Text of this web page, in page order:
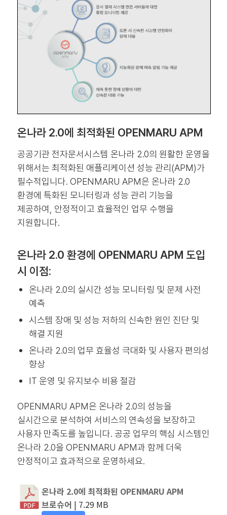
온나라 2.0에 최적화된 OPENMARU APM
공공기관 전자문서시스템 온나라 2.0의 원활한 운영을
위해서는 최적화된 애플리케이션 성능 관리(APM)가
필수적입니다. OPENMARU APM은 온나라 2.0
환경에 특화된 모니터링과 성능 관리 기능을
제공하여, 안정적이고 효율적인 업무 수행을
지원합니다.
온나라 2.0 환경에 OPENMARU APM 도입
시 이점:
온나라 2.0의 실시간 성능 모니터링 및 문제 사전
예측
시스템 장애 및 성능 저하의 신속한 원인 진단 및
해결 지원
온나라 2.0의 업무 효율성 극대화 및 사용자 편의성
향상
IT 운영 및 유지보수 비용 절감
OPENMARU APM은 온나라 2.0의 성능을
실시간으로 분석하여 서비스의 연속성을 보장하고
사용자 만족도를 높입니다. 공공 업무의 핵심 시스템인
온나라 2.0을 OPENMARU APM과 함께 더욱
안정적이고 효과적으로 운영하세요.
온나라 2.0에 최적화된 OPENMARU APM
브로슈어 | 7.29 MB